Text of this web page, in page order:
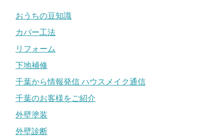
おうちの豆知識
カバー工法
リフォーム
下地補修
千葉から情報発信 ハウスメイク通信
千葉のお客様をご紹介
外壁塗装
外壁診断